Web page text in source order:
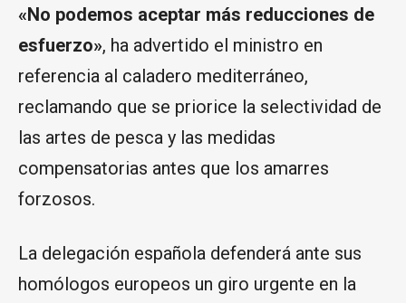
«No podemos aceptar más reducciones de
esfuerzo», ha advertido el ministro en
referencia al caladero mediterráneo,
reclamando que se priorice la selectividad de
las artes de pesca y las medidas
compensatorias antes que los amarres
forzosos.
La delegación española defenderá ante sus
homólogos europeos un giro urgente en la